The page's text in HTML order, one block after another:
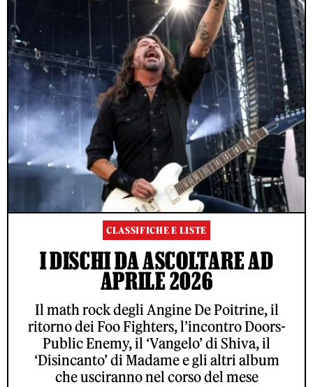
CLASSIFICHE E LISTE
I DISCHI DA ASCOLTARE AD
APRILE 2026
Il math rock degli Angine De Poitrine, il
ritorno dei Foo Fighters, l’incontro Doors-
Public Enemy, il ‘Vangelo’ di Shiva, il
‘Disincanto’ di Madame e gli altri album
che usciranno nel corso del mese